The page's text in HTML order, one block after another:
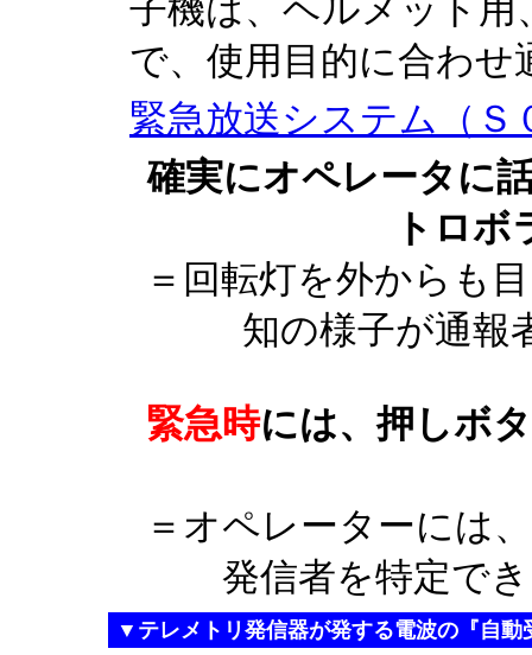
子機は、ヘルメット
で、使用目的に合わ
緊急放送システム（Ｓ
確実にオペレータに
トロ
＝回転灯を外からも
知の様子が通報
緊急時には、押しボ
＝オペレーターには
発信者を特定で
▼テレメトリ発信器が発する電波の『自動